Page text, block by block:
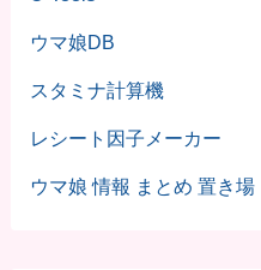
ウマ娘DB
スタミナ計算機
レシート因子メーカー
ウマ娘 情報 まとめ 置き場